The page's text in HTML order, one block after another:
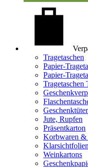
Tragetaschen
Papier-
Papier-
Tragetaschen
Jute, Rupfen
Präsentkarton
Korbwaren &
Klarsichtfolien
Weinkartons